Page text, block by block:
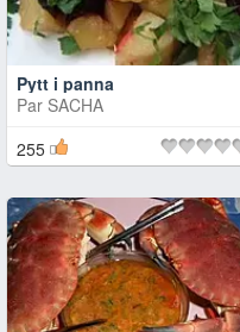
Pytt i panna
Par SACHA
255